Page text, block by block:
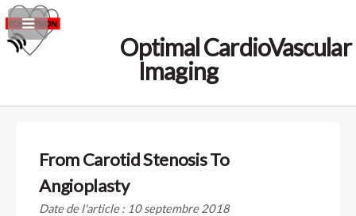
Optimal CardioVascular
Imaging
From Carotid Stenosis To
Angioplasty
Date de l'article : 10 septembre 2018